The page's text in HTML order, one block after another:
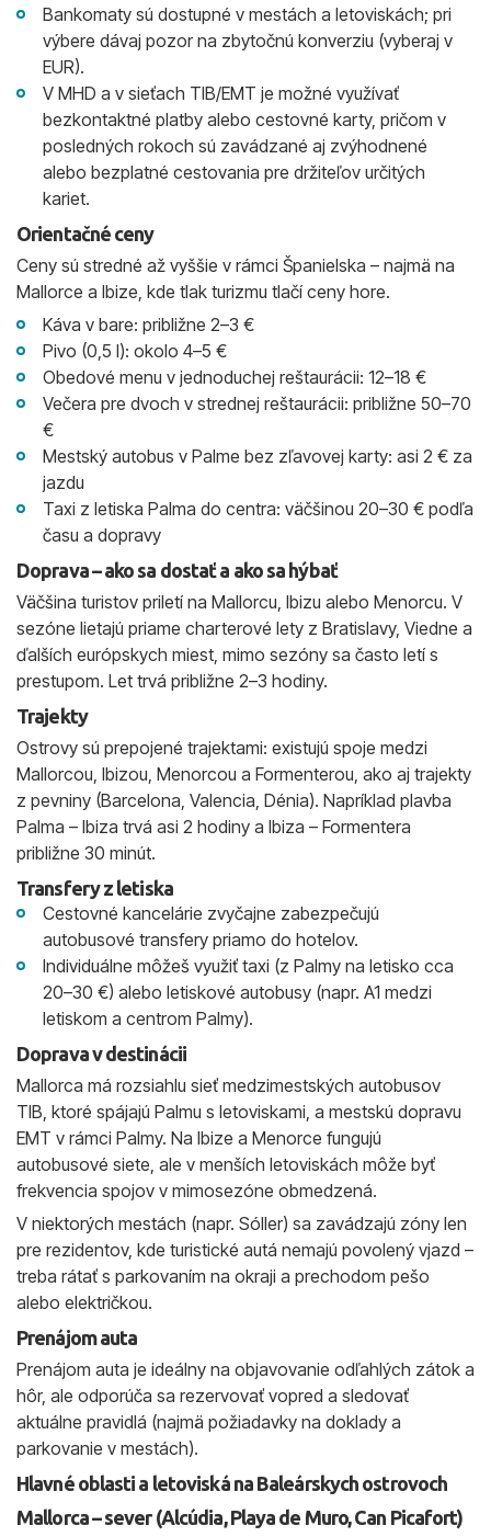
Bankomaty sú dostupné v mestách a letoviskách; pri
výbere dávaj pozor na zbytočnú konverziu (vyberaj v
EUR).
V MHD a v sieťach TIB/EMT je možné využívať
bezkontaktné platby alebo cestovné karty, pričom v
posledných rokoch sú zavádzané aj zvýhodnené
alebo bezplatné cestovania pre držiteľov určitých
kariet.
Orientačné ceny
Ceny sú stredné až vyššie v rámci Španielska – najmä na
Mallorce a Ibize, kde tlak turizmu tlačí ceny hore.
Káva v bare: približne 2–3 €
Pivo (0,5 l): okolo 4–5 €
Obedové menu v jednoduchej reštaurácii: 12–18 €
Večera pre dvoch v strednej reštaurácii: približne 50–70
€
Mestský autobus v Palme bez zľavovej karty: asi 2 € za
jazdu
Taxi z letiska Palma do centra: väčšinou 20–30 € podľa
času a dopravy
Doprava – ako sa dostať a ako sa hýbať
Väčšina turistov priletí na Mallorcu, Ibizu alebo Menorcu. V
sezóne lietajú priame charterové lety z Bratislavy, Viedne a
ďalších európskych miest, mimo sezóny sa často letí s
prestupom. Let trvá približne 2–3 hodiny.
Trajekty
Ostrovy sú prepojené trajektami: existujú spoje medzi
Mallorcou, Ibizou, Menorcou a Formenterou, ako aj trajekty
z pevniny (Barcelona, Valencia, Dénia). Napríklad plavba
Palma – Ibiza trvá asi 2 hodiny a Ibiza – Formentera
približne 30 minút.
Transfery z letiska
Cestovné kancelárie zvyčajne zabezpečujú
autobusové transfery priamo do hotelov.
Individuálne môžeš využiť taxi (z Palmy na letisko cca
20–30 €) alebo letiskové autobusy (napr. A1 medzi
letiskom a centrom Palmy).
Doprava v destinácii
Mallorca má rozsiahlu sieť medzimestských autobusov
TIB, ktoré spájajú Palmu s letoviskami, a mestskú dopravu
EMT v rámci Palmy. Na Ibize a Menorce fungujú
autobusové siete, ale v menších letoviskách môže byť
frekvencia spojov v mimosezóne obmedzená.
V niektorých mestách (napr. Sóller) sa zavádzajú zóny len
pre rezidentov, kde turistické autá nemajú povolený vjazd –
treba rátať s parkovaním na okraji a prechodom pešo
alebo električkou.
Prenájom auta
Prenájom auta je ideálny na objavovanie odľahlých zátok a
hôr, ale odporúča sa rezervovať vopred a sledovať
aktuálne pravidlá (najmä požiadavky na doklady a
parkovanie v mestách).
Hlavné oblasti a letoviská na Baleárskych ostrovoch
Mallorca – sever (Alcúdia, Playa de Muro, Can Picafort)